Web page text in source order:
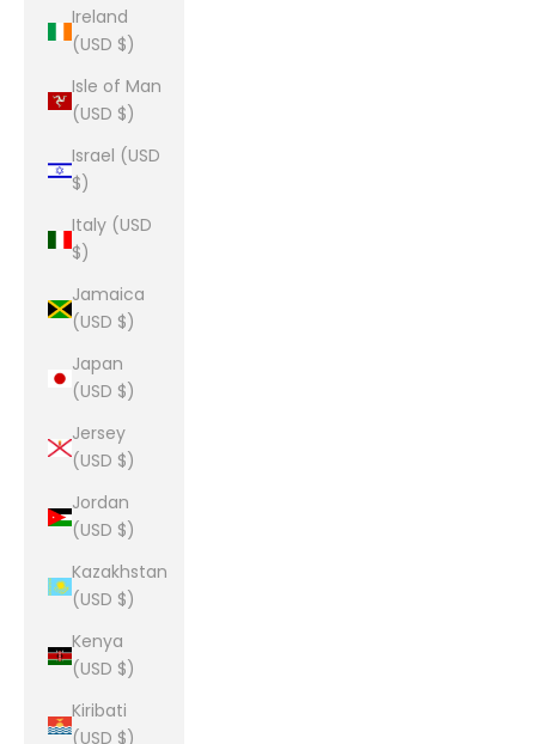
Ireland
(USD $)
Isle of Man
(USD $)
Israel (USD
$)
Italy (USD
$)
Jamaica
(USD $)
Japan
(USD $)
Jersey
(USD $)
Jordan
(USD $)
Kazakhstan
(USD $)
Kenya
(USD $)
Kiribati
(USD $)